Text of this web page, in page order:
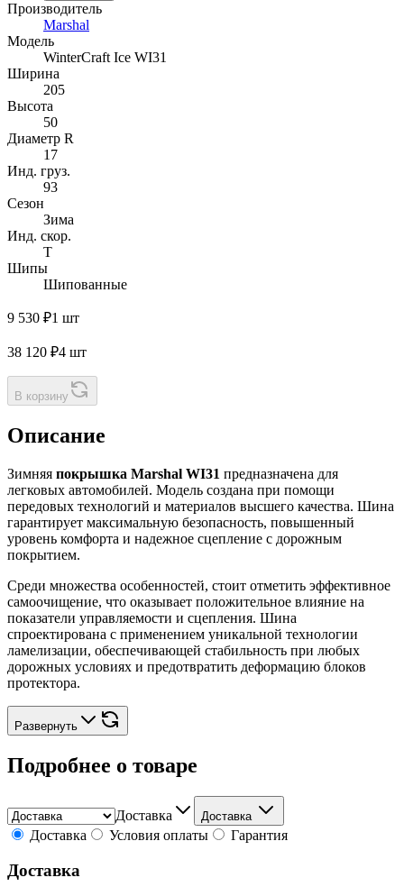
Производитель
Marshal
Модель
WinterCraft Ice WI31
Ширина
205
Высота
50
Диаметр R
17
Инд. груз.
93
Сезон
Зима
Инд. скор.
T
Шипы
Шипованные
9 530 ₽1 шт
38 120 ₽4 шт
В корзину
Описание
Зимняя покрышка Marshal WI31 предназначена для
легковых автомобилей. Модель создана при помощи
передовых технологий и материалов высшего качества. Шина
гарантирует максимальную безопасность, повышенный
уровень комфорта и надежное сцепление с дорожным
покрытием.
Среди множества особенностей, стоит отметить эффективное
самоочищение, что оказывает положительное влияние на
показатели управляемости и сцепления. Шина
спроектирована с применением уникальной технологии
ламелизации, обеспечивающей стабильность при любых
дорожных условиях и предотвратить деформацию блоков
протектора.
Развернуть
Подробнее о товаре
Доставка Доставка
Доставка Условия оплаты Гарантия
Доставка